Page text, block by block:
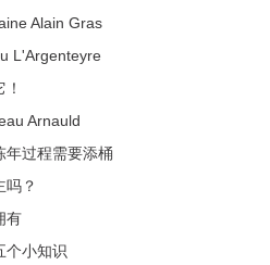
Alain Gras
L'Argenteyre
Arnauld
年过程需要添桶
吗？
有
个小知识